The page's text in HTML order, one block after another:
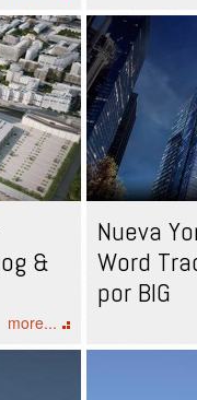
&
more...
Nueva
Word
por BIG